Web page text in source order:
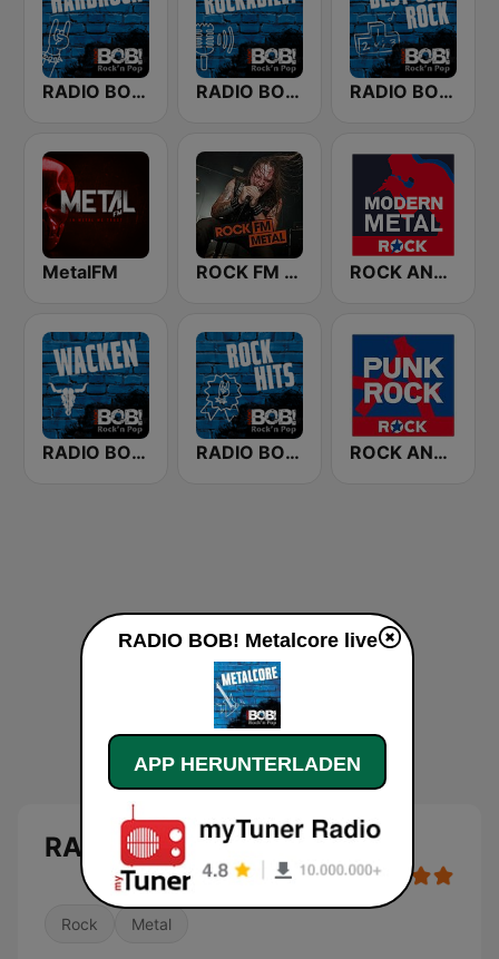
RADIO BOB! Hardrock RADIO BOB! Rockabilly RADIO BOB! Best of Rock
MetalFM ROCK FM METAL ROCK ANTENNE Modern Metal
RADIO BOB! Wacken RADIO BOB! Rock Hits ROCK ANTENNE Punkrock
RADIO BOB! Metalcore Live
Rock Metal
RADIO BOB! Metalcore live
APP HERUNTERLADEN